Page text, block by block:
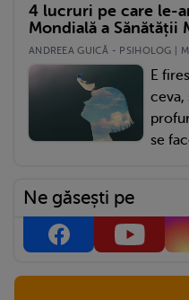
4 lucruri pe care le-
Mondială a Sănătății
ANDREEA GUICĂ - PSIHOLOG |
E
ceva,
se
Ne găsești pe